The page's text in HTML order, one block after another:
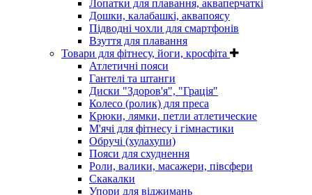
Лопатки для плавання, акваперчаткі
Дошки, калабашкі, аквапоясу
Підводні чохли для смартфонів
Взуття для плавання
Товари для фітнесу, йоги, кросфіта
Атлетичні пояси
Гантелі та штанги
Диски "Здоров'я", "Грація"
Колесо (ролик) для преса
Крюки, лямки, петли атлетические
М'ячі для фітнесу і гімнастики
Обручі (хулахупи)
Пояси для схуднення
Роли, валики, масажери, півсфери
Скакалки
Упори для віджимань